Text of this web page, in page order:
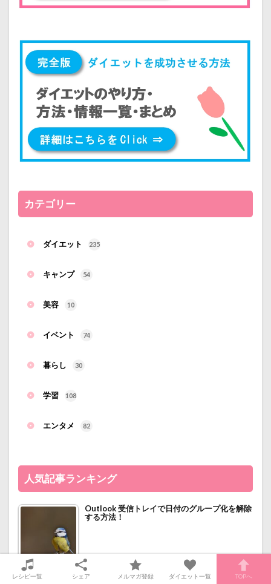
カテゴリー
ダイエット 235
キャンプ 54
美容 10
イベント 74
暮らし 30
学習 108
エンタメ 82
人気記事ランキング
Outlook 受信トレイで日付のグループ化を解除
する方法！
Gmailの連絡先の順番を並び替える方法！名
レシピ一覧 シェア メルマガ登録 ダイエット一覧 TOPへ